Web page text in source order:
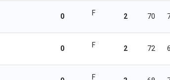
0 F 2 70
0 F 2 72
F